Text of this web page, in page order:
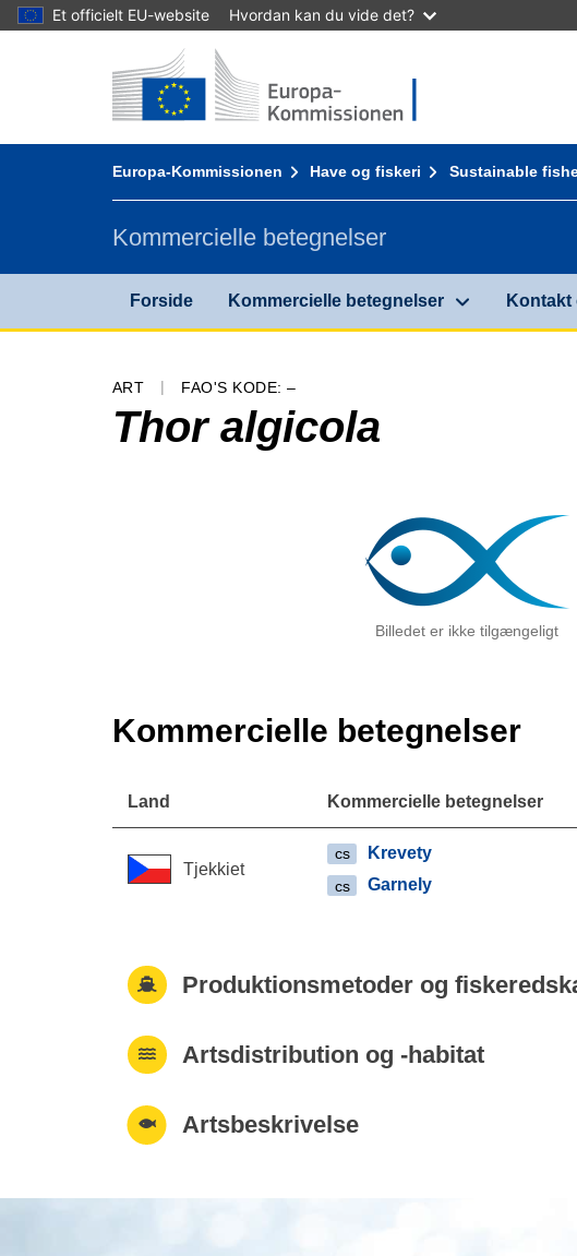
Et officielt EU-website Hvordan kan du vide det?
Forside - Europa-Kommissionen
Europa-Kommissionen Have og fiskeri Sustainable
Kommercielle betegnelser
Forside Kommercielle betegnelser
ART FAO'S KODE: –
Thor algicola
Billedet er ikke tilgængeligt
Kommercielle betegnelser
Land Kommercielle betegnelser
Tjekkiet
cs Krevety
cs Garnely
Produktionsmetoder og
Artsdistribution og -habitat
Artsbeskrivelse